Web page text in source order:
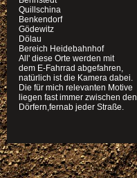
Quillschina
Benkendorf
Gödewitz
Dölau
Bereich Heidebahnhof
All' diese Orte werden mit
dem E-Fahrrad abgefahren,
natürlich ist die Kamera dabei.
Die für mich relevanten Motive
liegen fast immer zwischen den
Dörfern,fernab jeder Straße.